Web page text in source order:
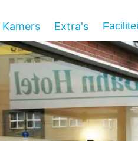
Kamers Extra's